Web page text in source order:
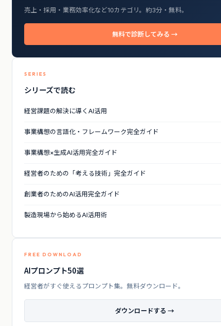
売上・採用・業務効率化など10カテゴリ。約3分・無料。
無料で診断してみる →
SERIES
シリーズで読む
経営課題の解決に導くAI活用
事業構想の言語化・フレームワーク完全ガイド
事業構想×生成AI活用完全ガイド
経営者のための「考える技術」完全ガイド
創業者のためのAI活用完全ガイド
製造現場から始めるAI活用術
FREE DOWNLOAD
AIプロンプト50選
経営者がすぐ使えるプロンプト集。無料ダウンロード。
ダウンロードする →